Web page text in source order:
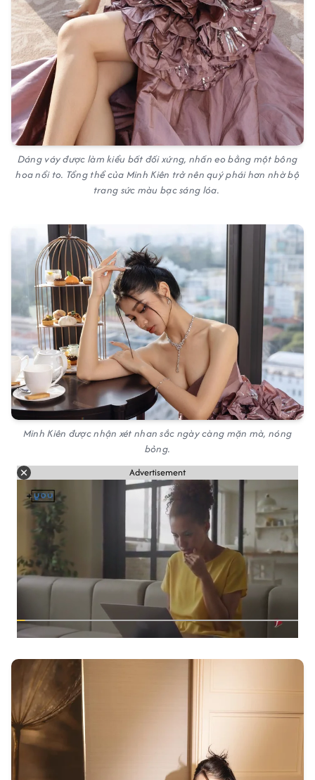
Dáng váy được làm kiểu bất đối xứng, nhấn eo bằng một bông
hoa nổi to. Tổng thể của Minh Kiên trở nên quý phái hơn nhờ bộ
trang sức màu bạc sáng lóa.
Minh Kiên được nhận xét nhan sắc ngày càng mặn mà, nóng
bỏng.
Advertisement